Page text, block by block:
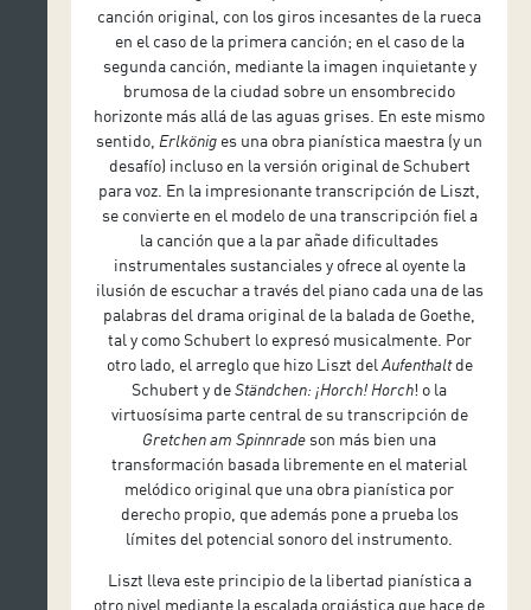
canción original, con los giros incesantes de la rueca
en el caso de la primera canción; en el caso de la
segunda canción, mediante la imagen inquietante y
brumosa de la ciudad sobre un ensombrecido
horizonte más allá de las aguas grises. En este mismo
sentido, Erlkönig es una obra pianística maestra (y un
desafío) incluso en la versión original de Schubert
para voz. En la impresionante transcripción de Liszt,
se convierte en el modelo de una transcripción fiel a
la canción que a la par añade dificultades
instrumentales sustanciales y ofrece al oyente la
ilusión de escuchar a través del piano cada una de las
palabras del drama original de la balada de Goethe,
tal y como Schubert lo expresó musicalmente. Por
otro lado, el arreglo que hizo Liszt del Aufenthaltde
Schubert y deStändchen: ¡Horch! Horch! o la
virtuosísima parte central de su transcripción de
Gretchen am Spinnradeson más bien una
transformación basada libremente en el material
melódico original que una obra pianística por
derecho propio, que además pone a prueba los
límites del potencial sonoro del instrumento.
Liszt lleva este principio de la libertad pianística a
otro nivel mediante la escalada orgiástica que hace de